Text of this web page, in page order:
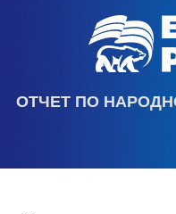
ОТЧЕТ ПО